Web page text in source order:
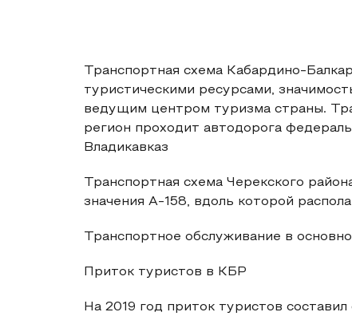
Транспортная схема Кабардино-
туристическими ресурсами,
ведущим центром туризма страны.
регион проходит автодорога
Владикавказ
Транспортная схема Черекского
значения А-158, вдоль которой
Транспортное обслуживание в
Приток туристов в КБР
На 2019 год приток туристов